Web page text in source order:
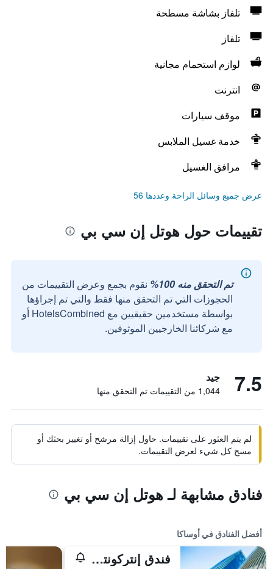
تلفاز بشاشة مسطحة
تلفاز
لوازم استحمام مجانية
انترنت
موقف سيارات
خدمة غسيل الملابس
مرافق الغسيل
عرض جميع وسائل الراحة وعددها 56
تقييمات حول هوتل إن سي بي
تم التحقق منه 100%
نقوم بجمع وعرض التقييمات من
الحجوزات التي تم التحقق منها فقط والتي تم إجراؤها
بواسطة مستخدمين حقيقيين مع HotelsCombined أو
مع شركائنا الخارجيين الموثوقين.
7.5 جيد
1,044 من التقييمات تم التحقق منها
لم يتم العثور على تقييمات. حاول إزالة مرشح أو تغيير بحثك أو
مسح كل شيء لعرض التقييمات.
فنادق مشابهة لـ هوتل إن سي بي
أفضل الفنادق في أوساكا
فندق إنتركونتيننتال أوساكا